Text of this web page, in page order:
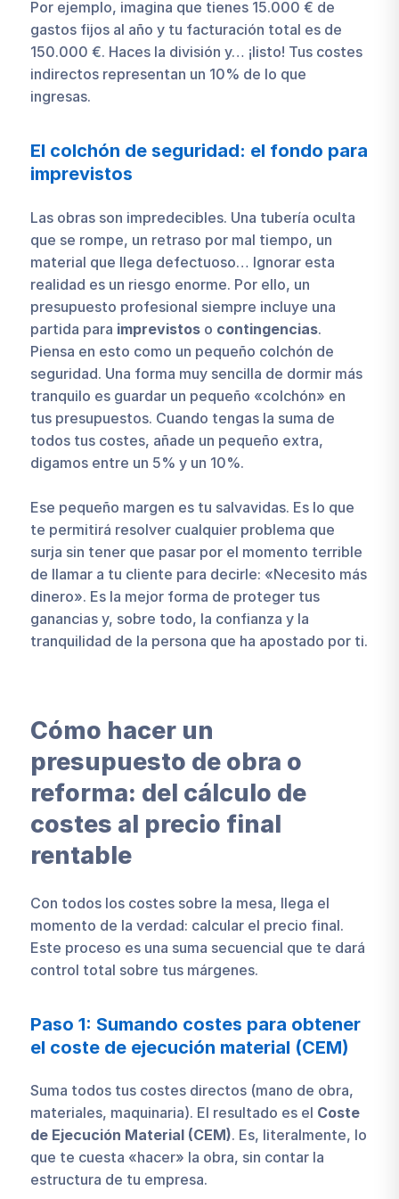
Por ejemplo, imagina que tienes 15.000 € de
gastos fijos al año y tu facturación total es de
150.000 €. Haces la división y… ¡listo! Tus costes
indirectos representan un 10% de lo que
ingresas.
El colchón de seguridad: el fondo para
imprevistos
Las obras son impredecibles. Una tubería oculta
que se rompe, un retraso por mal tiempo, un
material que llega defectuoso… Ignorar esta
realidad es un riesgo enorme. Por ello, un
presupuesto profesional siempre incluye una
partida para imprevistoso contingencias.
Piensa en esto como un pequeño colchón de
seguridad. Una forma muy sencilla de dormir más
tranquilo es guardar un pequeño «colchón» en
tus presupuestos. Cuando tengas la suma de
todos tus costes, añade un pequeño extra,
digamos entre un 5% y un 10%.
Ese pequeño margen es tu salvavidas. Es lo que
te permitirá resolver cualquier problema que
surja sin tener que pasar por el momento terrible
de llamar a tu cliente para decirle: «Necesito más
dinero». Es la mejor forma de proteger tus
ganancias y, sobre todo, la confianza y la
tranquilidad de la persona que ha apostado por ti.
Cómo hacer un
presupuesto de obra o
reforma: del cálculo de
costes al precio final
rentable
Con todos los costes sobre la mesa, llega el
momento de la verdad: calcular el precio final.
Este proceso es una suma secuencial que te dará
control total sobre tus márgenes.
Paso 1: Sumando costes para obtener
el coste de ejecución material (CEM)
Suma todos tus costes directos (mano de obra,
materiales, maquinaria). El resultado es el Coste
de Ejecución Material (CEM). Es, literalmente, lo
que te cuesta «hacer» la obra, sin contar la
estructura de tu empresa.